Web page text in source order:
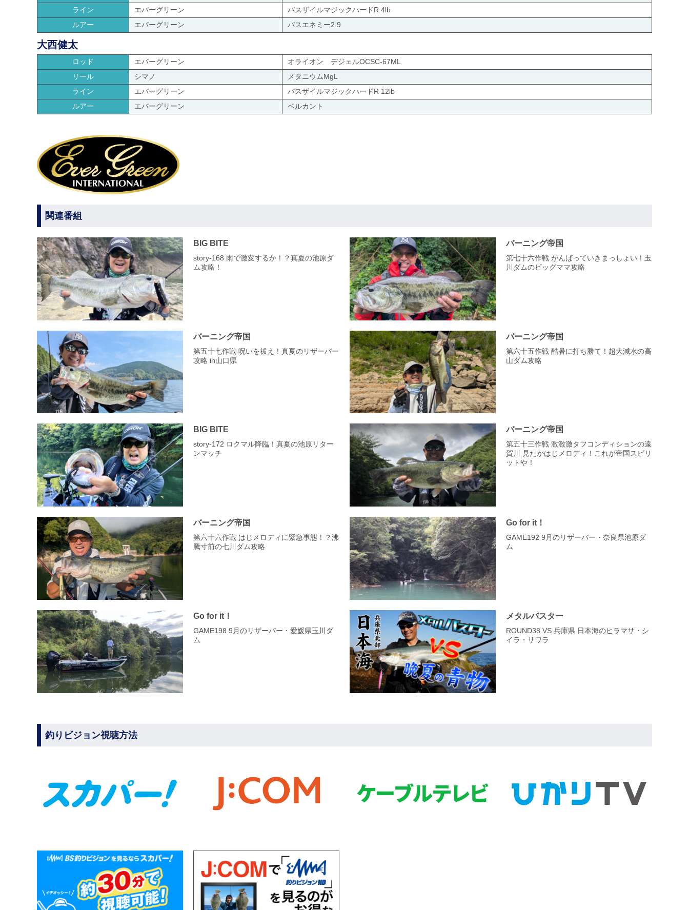
ライン
エバーグリーン
バスザイルマジックハードR 4lb
ルアー
エバーグリーン バスエネミー2.9
大西健太
ロッド エバーグリーン
オライオン デジェルOCSC-67ML
リール
シマノ
メタニウムMgL
ライン
エバーグリーン
バスザイルマジックハードR 12lb
ルアー
エバーグリーン ベルカント
関連番組
BIG BITE
story‐168 雨で激変するか！？真夏の池原ダ
ム攻略！
バーニング帝国
第七十六作戦 がんばっていきまっしょい！玉
川ダムのビッグママ攻略
バーニング帝国
第五十七作戦 呪いを祓え！真夏のリザーバー
攻略 in山口県
バーニング帝国
第六十五作戦 酷暑に打ち勝て！超大減水の高
山ダム攻略
BIG BITE
story‐172 ロクマル降臨！真夏の池原リター
ンマッチ
バーニング帝国
第五十三作戦 激激激タフコンディションの遠
賀川 見たかはじメロディ！これが帝国スピリ
ットや！
バーニング帝国
第六十六作戦 はじメロディに緊急事態！？沸
騰寸前の七川ダム攻略
Go for it！
GAME192 9月のリザーバー・奈良県池原ダ
ム
Go for it！
GAME198 9月のリザーバー・愛媛県玉川ダ
ム
メタルバスター
ROUND38 VS 兵庫県 日本海のヒラマサ・シ
イラ・サワラ
釣りビジョン視聴方法